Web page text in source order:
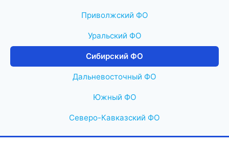
Приволжский ФО
Уральский ФО
Сибирский ФО
Дальневосточный ФО
Южный ФО
Северо-Кавказский ФО